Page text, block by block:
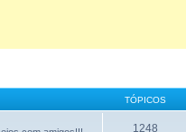
TÓPICOS
1248